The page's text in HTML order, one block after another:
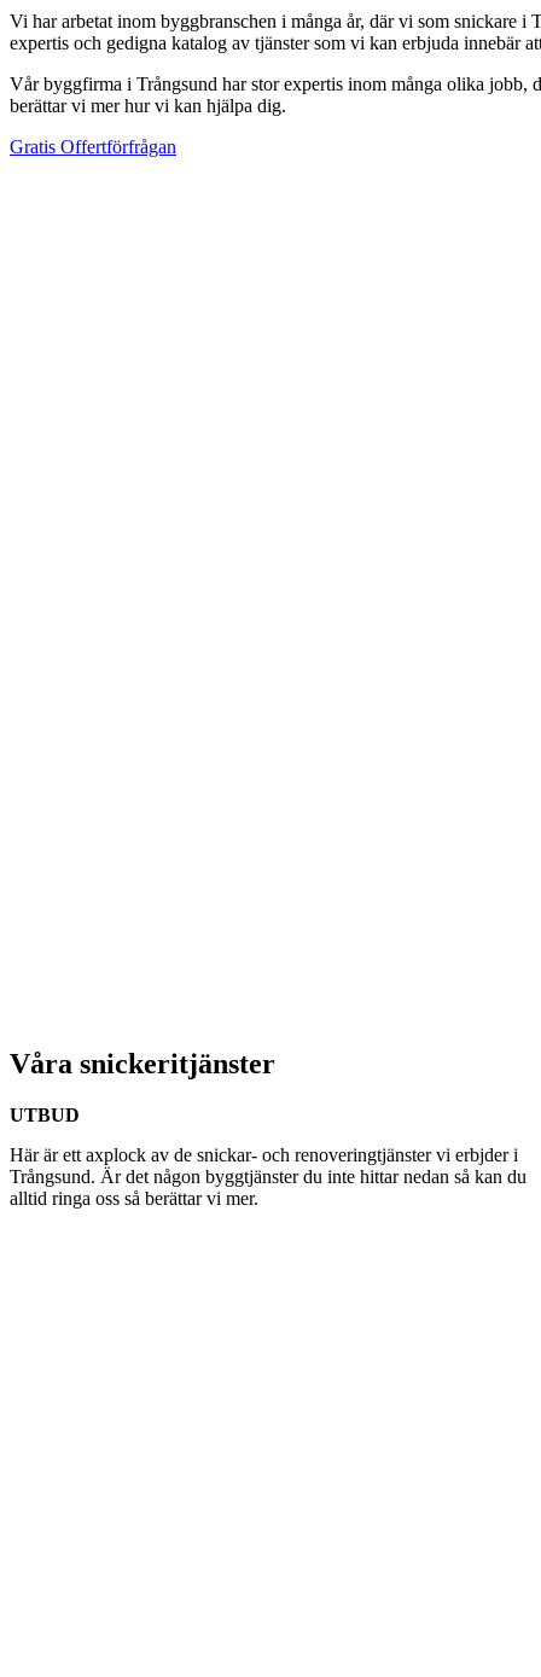
Vi har arbetat inom byggbranschen i många år, där vi som snickare
expertis och gedigna katalog av tjänster som vi kan erbjuda innebär
Vår byggfirma i Trångsund har stor expertis inom många olika
berättar vi mer hur vi kan hjälpa dig.
Gratis Offertförfrågan
Våra snickeritjänster
UTBUD
Här är ett axplock av de snickar- och renoveringtjänster vi erbjder i
Trångsund. Är det någon byggtjänster du inte hittar nedan så kan du
alltid ringa oss så berättar vi mer.